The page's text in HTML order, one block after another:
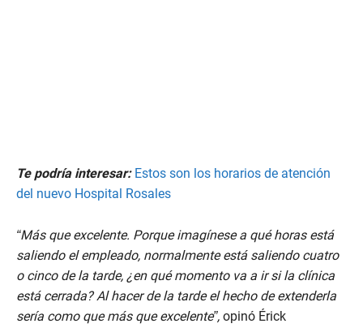
Te podría interesar: Estos son los horarios de atención
del nuevo Hospital Rosales
“Más que excelente. Porque imagínese a qué horas está
saliendo el empleado, normalmente está saliendo cuatro
o cinco de la tarde, ¿en qué momento va a ir si la clínica
está cerrada? Al hacer de la tarde el hecho de extenderla
sería como que más que excelente”, opinó Érick